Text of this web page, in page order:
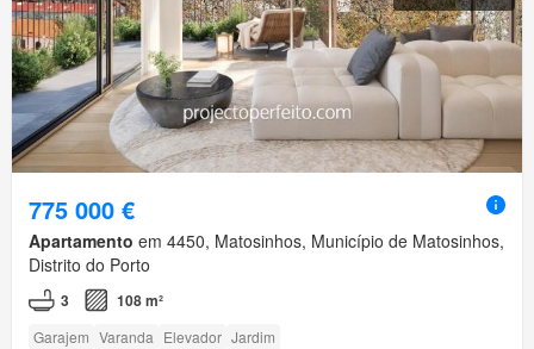
775 000 €
Apartamento em 4450, Matosinhos, Município de Matosinhos,
Distrito do Porto
3 108 m²
Garajem Varanda Elevador Jardim